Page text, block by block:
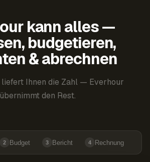
kann alles —
budgetieren,
& abrechnen
Ihnen die Zahl — Everhour
übernimmt den Rest.
2 Budget 3 Bericht 4 Rechnung